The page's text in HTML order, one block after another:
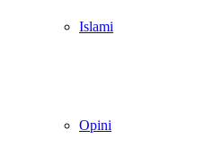
Islami
Opini